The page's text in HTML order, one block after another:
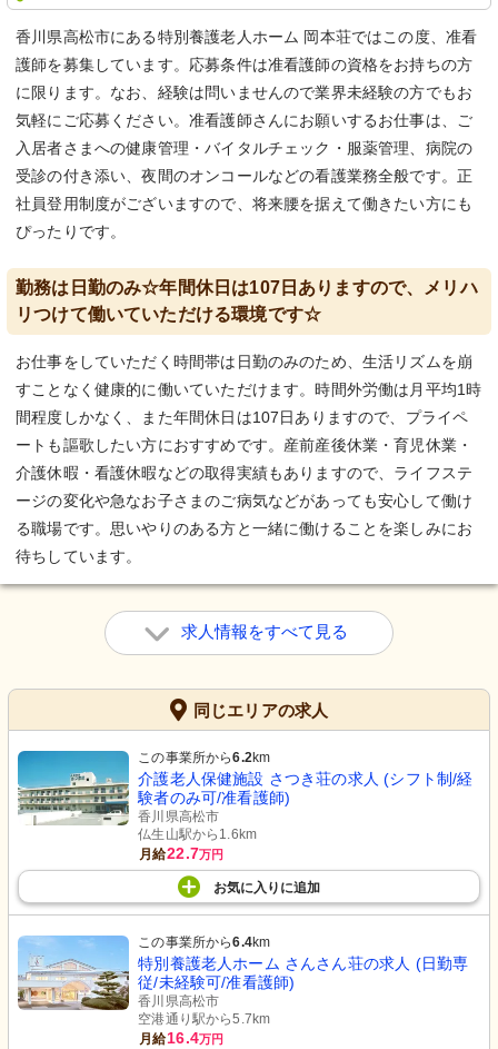
香川県高松市にある特別養護老人ホーム 岡本荘ではこの度、准看
護師を募集しています。応募条件は准看護師の資格をお持ちの方
に限ります。なお、経験は問いませんので業界未経験の方でもお
気軽にご応募ください。准看護師さんにお願いするお仕事は、ご
入居者さまへの健康管理・バイタルチェック・服薬管理、病院の
受診の付き添い、夜間のオンコールなどの看護業務全般です。正
社員登用制度がございますので、将来腰を据えて働きたい方にも
ぴったりです。
勤務は日勤のみ☆年間休日は107日ありますので、メリハ
リつけて働いていただける環境です☆
お仕事をしていただく時間帯は日勤のみのため、生活リズムを崩
すことなく健康的に働いていただけます。時間外労働は月平均1時
間程度しかなく、また年間休日は107日ありますので、プライペ
ートも謳歌したい方におすすめです。産前産後休業・育児休業・
介護休暇・看護休暇などの取得実績もありますので、ライフステ
ージの変化や急なお子さまのご病気などがあっても安心して働け
る職場です。思いやりのある方と一緒に働けることを楽しみにお
待ちしています。
求人情報をすべて見る
同じエリアの求人
この事業所から6.2km
介護老人保健施設 さつき荘の求人 (シフト制/経
験者のみ可/准看護師)
香川県高松市
仏生山駅から1.6km
月給22.7万円
お気に入り に追加
この事業所から6.4km
特別養護老人ホーム さんさん荘の求人 (日勤専
従/未経験可/准看護師)
香川県高松市
空港通り駅から5.7km
月給16.4万円